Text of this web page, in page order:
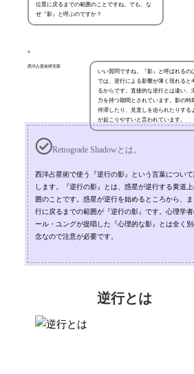
位置に戻るまでの範囲のことですね。でも、な
ぜ『影』と呼ぶのですか？
西洋占星術研究家
いい質問ですね。『影』と呼ばれるの
では、逆行による影響が薄く現れると
るからです。直接的な逆行とは違い、
力を持つ期間とされています。影の時
停滞したり、見直しを迫られたりする
が起こりやすいと言われています。
Retrograde Shadowとは。
西洋占星術で使う『逆行の影』という言葉について
します。『逆行の影』とは、惑星が逆行する黄道上
囲のことです。惑星が逆行を始めるところから、
行に戻るまでの範囲が『逆行の影』です。心理学者
ール・ユングが提唱した『心理的な影』とは全く
念なので注意が必要です。
逆行とは